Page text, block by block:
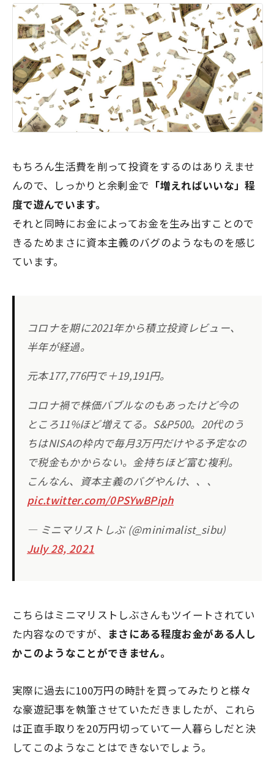
もちろん生活費を削って投資をするのはありえませ
んので、しっかりと余剰金で 「増えればいいな」程
度で遊んでいます。
それと同時にお金によってお金を生み出すことので
きるためまさに資本主義のバグのようなものを感じ
ています。
コロナを期に2021年から積立投資レビュー、
半年が経過。
元本177,776円で＋19,191円。
コロナ禍で株価バブルなのもあったけど今の
ところ11%ほど増えてる。S&P500。20代のう
ちはNISAの枠内で毎月3万円だけやる予定なの
で税金もかからない。金持ちほど富む複利。
こんなん、資本主義のバグやんけ、、、
pic.twitter.com/0PSYwBPiph
— ミニマリストしぶ (@minimalist_sibu)
July 28, 2021
こちらはミニマリストしぶさんもツイートされてい
た内容なのですが、 まさにある程度お金がある人し
かこのようなことができません。
実際に過去に100万円の時計を買ってみたりと様々
な豪遊記事を執筆させていただきましたが、これら
は正直手取りを20万円切っていて一人暮らしだと決
してこのようなことはできないでしょう。